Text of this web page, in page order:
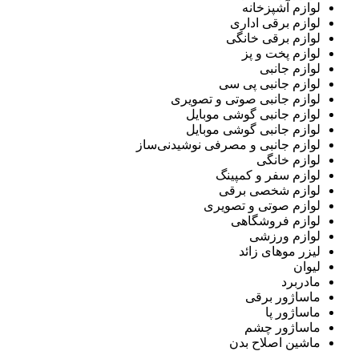
لوازم آشپزخانه
لوازم برقی اداری
لوازم برقی خانگی
لوازم پخت و پز
لوازم جانبی
لوازم جانبی پی سی
لوازم جانبی صوتی و تصویری
لوازم جانبی گوشی موبایل
لوازم جانبی گوشی موبایل
لوازم جانبی و مصرفی نوشیدنی‌ساز
لوازم خانگی
لوازم سفر و کمپینگ
لوازم شخصی برقی
لوازم صوتی و تصویری
لوازم فروشگاهی
لوازم ورزشی
لیزر موهای زائد
لیوان
مادربرد
ماساژور برقی
ماساژور پا
ماساژور چشم
ماشین اصلاح بدن